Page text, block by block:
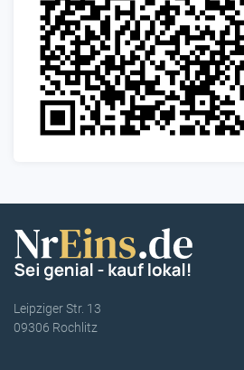
Leipziger Str. 13
09306 Rochlitz